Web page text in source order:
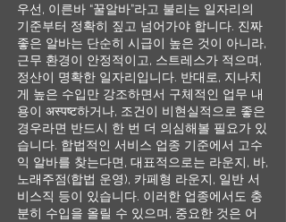
우선, 이른바 “꿀알바”라고 불리는 일자리의
기준부터 정확히 짚고 넘어가야 합니다. 진짜
좋은 알바는 단순히 시급이 높은 것이 아니라,
근무 환경이 안정적이고, 스트레스가 적으며,
정산이 명확한 일자리입니다. 반대로, 지나치
게 높은 수입만 강조하면서 구체적인 업무 내
용이 अस्पष्ट하거나, 조건이 비현실적으로 좋은
경우라면 반드시 한 번 더 의심해볼 필요가 있
습니다. 합법적인 서비스 업종 기준에서 고수
익 알바를 찾는다면, 대표적으로는 라운지, 바,
노래주점(합법 운영), 카페형 라운지, 일반 서
비스직 등이 있습니다. 이러한 업종에서도 충
분히 수입을 올릴 수 있으며, 중요한 것은 어